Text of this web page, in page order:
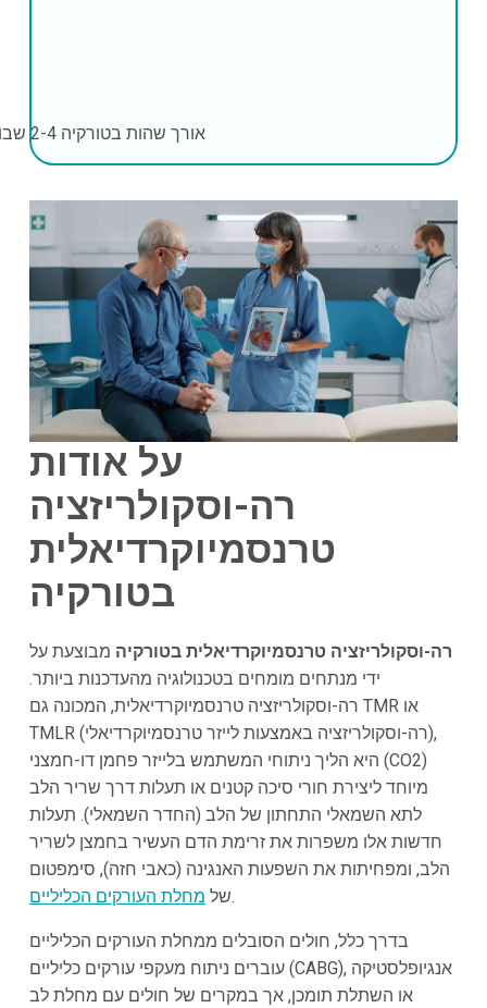
אורך שהות בטורקיה 2-4 שבועות
על אודות
רה-וסקולריזציה
טרנסמיוקרדיאלית
בטורקיה
רה-וסקולריזציה טרנסמיוקרדיאלית בטורקיה מבוצעת על
ידי מנתחים מומחים בטכנולוגיה מהעדכנות ביותר.
רה-וסקולריזציה טרנסמיוקרדיאלית, המכונה גם TMR או
TMLR (רה-וסקולריזציה באמצעות לייזר טרנסמיוקרדיאלי),
היא הליך ניתוחי המשתמש בלייזר פחמן דו-חמצני (CO2)
מיוחד ליצירת חורי סיכה קטנים או תעלות דרך שריר הלב
לתא השמאלי התחתון של הלב (החדר השמאלי). תעלות
חדשות אלו משפרות את זרימת הדם העשיר בחמצן לשריר
הלב, ומפחיתות את השפעות האנגינה (כאבי חזה), סימפטום
של מחלת העורקים הכליליים .
בדרך כלל, חולים הסובלים ממחלת העורקים הכליליים
עוברים ניתוח מעקפי עורקים כליליים (CABG), אנגיופלסטיקה
או השתלת תומכן, אך במקרים של חולים עם מחלת לב